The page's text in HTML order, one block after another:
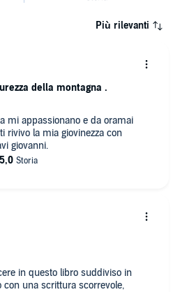
Più rilevanti
mi appassionano e da oramai
giovanni.
della montagna .
in questo libro suddiviso in
con una scrittura scorrevole,